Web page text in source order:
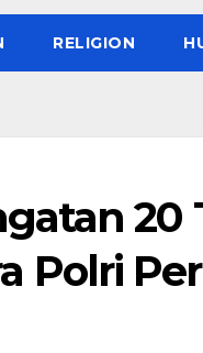
RELIGION
20
Polri